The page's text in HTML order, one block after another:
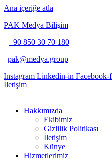
Ana içeriğe atla
PAK Medya Bilişim
+90 850 30 70 180
pak@medya.group
Instagram Linkedin-in Facebook-f
İletişim
Hakkımızda
Ekibimiz
Gizlilik Politikası
İletişim
Künye
Hizmetlerimiz